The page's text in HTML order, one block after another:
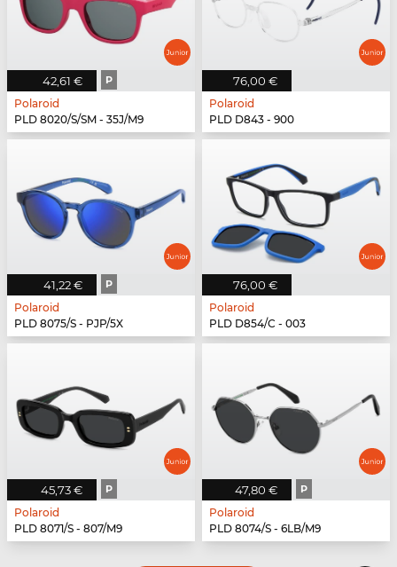
42,61 € P
Polaroid
PLD 8020/S/SM - 35J/M9
76,00 €
Polaroid
PLD D843 - 900
41,22 € P
Polaroid
PLD 8075/S - PJP/5X
76,00 €
Polaroid
PLD D854/C - 003
45,73 € P
Polaroid
PLD 8071/S - 807/M9
47,80 € P
Polaroid
PLD 8074/S - 6LB/M9